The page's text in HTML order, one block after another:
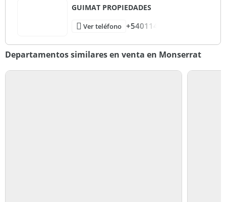
GUIMAT PROPIEDADES
Ver teléfono +540114
Departamentos similares en venta en Monserrat